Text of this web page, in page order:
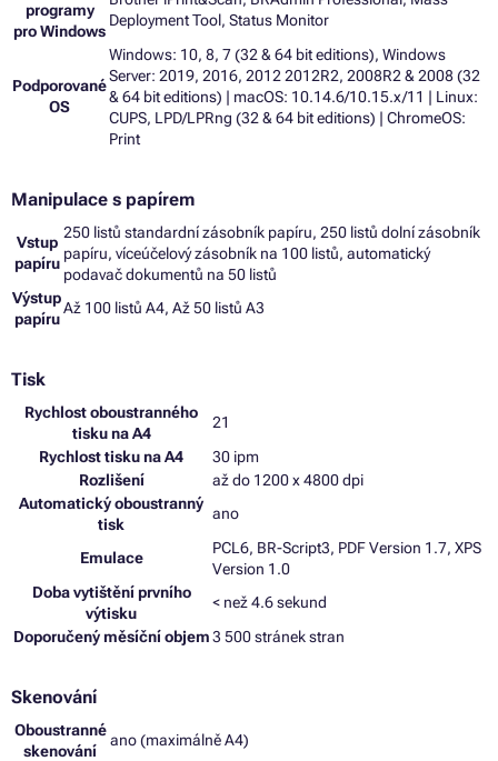
programy
pro Windows
Deployment Tool, Status Monitor
Podporované
OS
Windows: 10, 8, 7 (32 & 64 bit editions), Windows
Server: 2019, 2016, 2012 2012R2, 2008R2 & 2008 (32
& 64 bit editions) | macOS: 10.14.6/10.15.x/11 | Linux:
CUPS, LPD/LPRng (32 & 64 bit editions) | ChromeOS:
Print
Manipulace s papírem
Vstup
papíru
250 listů standardní zásobník papíru, 250 listů dolní zásobník
papíru, víceúčelový zásobník na 100 listů, automatický
podavač dokumentů na 50 listů
Výstup
papíru
Až 100 listů A4, Až 50 listů A3
Tisk
Rychlost oboustranného
tisku na A4
21
Rychlost tisku na A4
30 ipm
Rozlišení
až do 1200 x 4800 dpi
Automatický oboustranný
tisk
ano
Emulace
PCL6, BR-Script3, PDF Version 1.7, XPS
Version 1.0
Doba vytištění prvního
výtisku
< než 4.6 sekund
Doporučený měsíční objem3 500 stránek stran
Skenování
Oboustranné
skenování
ano (maximálně A4)